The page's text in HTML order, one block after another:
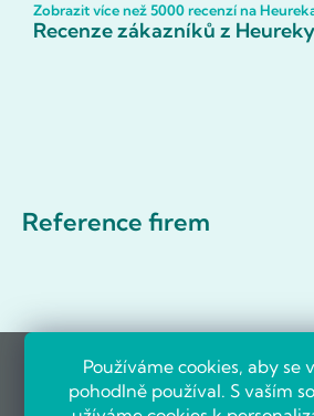
Používáme cookies, aby se
pohodlně používal. S vaším
Zobrazit více než 5000 recenzí na
Recenze zákazníků z Heureky
Reference firem